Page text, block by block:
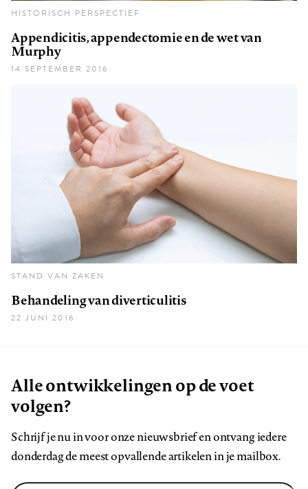
HISTORISCH PERSPECTIEF
Appendicitis, appendectomie en de wet van
Murphy
14 SEPTEMBER 2016
STAND VAN ZAKEN
Behandeling van diverticulitis
22 JUNI 2016
Alle ontwikkelingen op de voet
volgen?
Schrijf je nu in voor onze nieuwsbrief en ontvang iedere
donderdag de meest opvallende artikelen in je mailbox.